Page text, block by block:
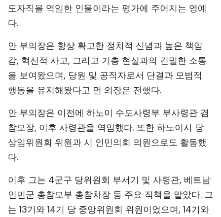
TIẾNG VIỆT
中文
FRANÇAIS
РУССКИЙ
ESPAÑOL
도자직을 역임한 인물이라는 평가에 주어지는 영예
다.
안 부의장은 항상 확고한 정치적 신념과 높은 책임
감, 혁신적 사고, 그리고 기층 현실과의 긴밀한 소통
을 보여왔으며, 당원 및 공직자로서 단결과 모범적
행동을 유지해왔다고 먼 의장은 전했다.
안 부의장은 이전에 하노이 수도사령부 부사령관 겸
참모장, 이후 사령관을 역임했다. 또한 하노이시 당
상임위원회 위원과 시 인민의회 의원으로도 활동했
다.
이후 그는 4군구 당위원회 부서기 및 사령관, 베트남
인민군 총참모부 총참차장 등 주요 직책을 맡았다. 그
는 13기와 14기 당 중앙위원회 위원이었으며, 14기와